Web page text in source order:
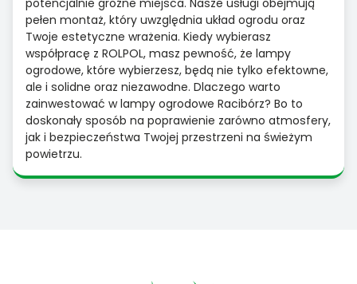
potencjalnie groźne miejsca. Nasze usługi obejmują
pełen montaż, który uwzględnia układ ogrodu oraz
Twoje estetyczne wrażenia. Kiedy wybierasz
współpracę z ROLPOL, masz pewność, że lampy
ogrodowe, które wybierzesz, będą nie tylko efektowne,
ale i solidne oraz niezawodne. Dlaczego warto
zainwestować w lampy ogrodowe Racibórz? Bo to
doskonały sposób na poprawienie zarówno atmosfery,
jak i bezpieczeństwa Twojej przestrzeni na świeżym
powietrzu.